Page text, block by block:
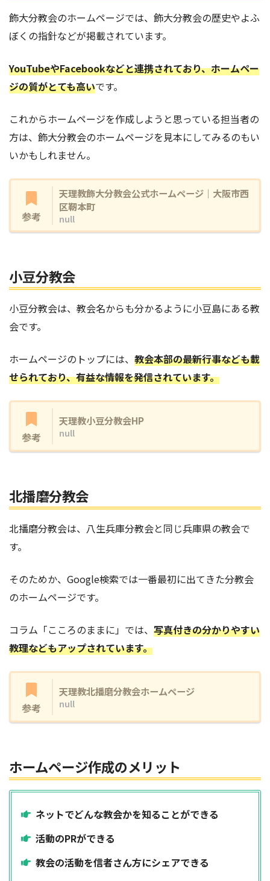
飾大分教会のホームページでは、飾大分教会の歴史やよふ
ぼくの指針などが掲載されています。
YouTubeやFacebookなどと連携されており、ホームペー
ジの質がとても高いです。
これからホームページを作成しようと思っている担当者の
方は、飾大分教会のホームページを見本にしてみるのもい
いかもしれません。
参考
天理教飾大分教会公式ホームページ｜大阪市西
区靭本町
null
小豆分教会
小豆分教会は、教会名からも分かるように小豆島にある教
会です。
ホームページのトップには、 教会本部の最新行事なども載
せられており、有益な情報を発信されています。
参考
天理教小豆分教会HP
null
北播磨分教会
北播磨分教会は、八生兵庫分教会と同じ兵庫県の教会で
す。
そのためか、Google検索では一番最初に出てきた分教会
のホームページです。
コラム「こころのままに」では、 写真付きの分かりやすい
教理などもアップされています。
参考
天理教北播磨分教会ホームページ
null
ホームページ作成のメリット
ネットでどんな教会かを知ることができる
活動のPRができる
教会の活動を信者さん方にシェアできる